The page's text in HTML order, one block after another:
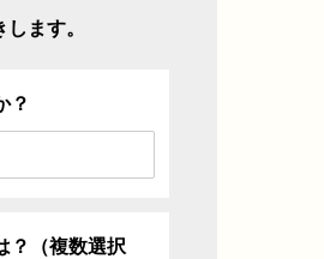
ます。
？
？（複数選択